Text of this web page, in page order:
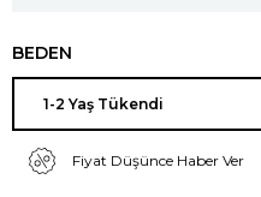
BEDEN
Fiyat Düşünce Haber Ver